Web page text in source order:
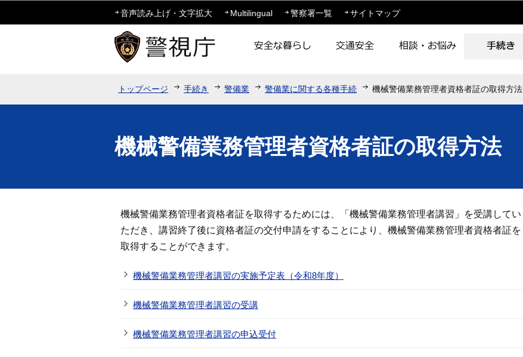
このページの本文へ移動
音声読み上げ・文字拡大 Multilingual 警察署一覧 サイトマップ
トップページ 手続き 警備業 警備業に関する各種手続 機械警備業務管理者資格者証の取得方法
機械警備業務管理者資格者証の取得方法
機械警備業務管理者資格者証を取得するためには、「機械警備業務管理者講習」を受講してい
ただき、講習終了後に資格者証の交付申請をすることにより、機械警備業務管理者資格者証を
取得することができます。
機械警備業務管理者講習の実施予定表（令和8年度）
機械警備業務管理者講習の受講
機械警備業務管理者講習の申込受付